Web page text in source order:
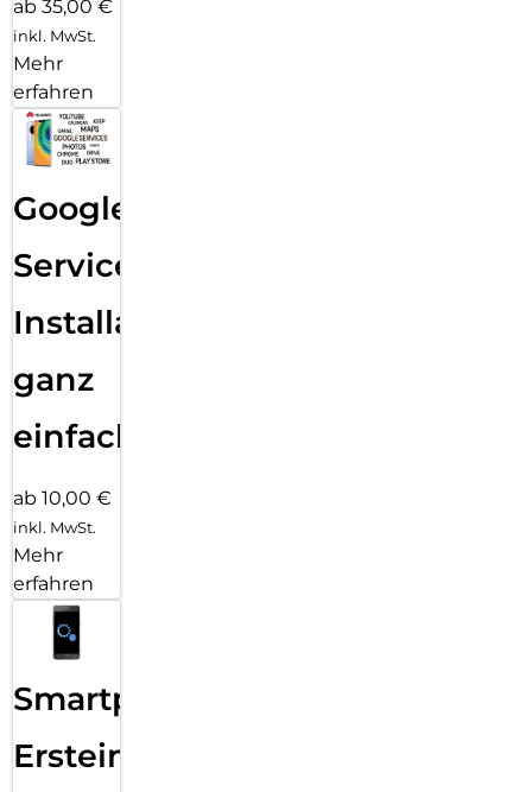
ab 35,00 €
inkl. MwSt.
Mehr
erfahren
Google
Services
Installation
ganz
einfach
ab 10,00 €
inkl. MwSt.
Mehr
erfahren
Smartphone
Ersteinrichtung